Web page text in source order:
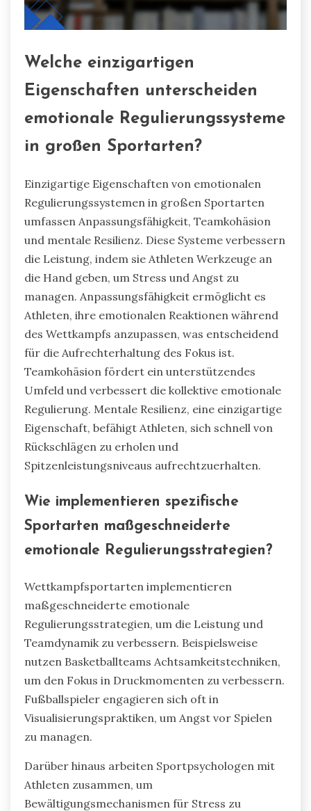
Welche einzigartigen
Eigenschaften unterscheiden
emotionale Regulierungssysteme
in großen Sportarten?
Einzigartige Eigenschaften von emotionalen
Regulierungssystemen in großen Sportarten
umfassen Anpassungsfähigkeit, Teamkohäsion
und mentale Resilienz. Diese Systeme verbessern
die Leistung, indem sie Athleten Werkzeuge an
die Hand geben, um Stress und Angst zu
managen. Anpassungsfähigkeit ermöglicht es
Athleten, ihre emotionalen Reaktionen während
des Wettkampfs anzupassen, was entscheidend
für die Aufrechterhaltung des Fokus ist.
Teamkohäsion fördert ein unterstützendes
Umfeld und verbessert die kollektive emotionale
Regulierung. Mentale Resilienz, eine einzigartige
Eigenschaft, befähigt Athleten, sich schnell von
Rückschlägen zu erholen und
Spitzenleistungsniveaus aufrechtzuerhalten.
Wie implementieren spezifische
Sportarten maßgeschneiderte
emotionale Regulierungsstrategien?
Wettkampfsportarten implementieren
maßgeschneiderte emotionale
Regulierungsstrategien, um die Leistung und
Teamdynamik zu verbessern. Beispielsweise
nutzen Basketballteams Achtsamkeitstechniken,
um den Fokus in Druckmomenten zu verbessern.
Fußballspieler engagieren sich oft in
Visualisierungspraktiken, um Angst vor Spielen
zu managen.
Darüber hinaus arbeiten Sportpsychologen mit
Athleten zusammen, um
Bewältigungsmechanismen für Stress zu